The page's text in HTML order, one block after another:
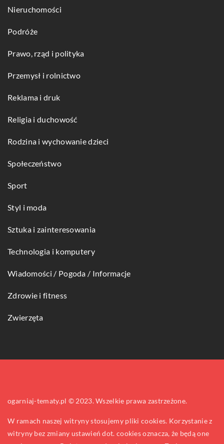
Nieruchomości
Podróże
Prawo, rząd i polityka
Przemysł i rolnictwo
Reklama i druk
Religia i duchowość
Rodzina i wychowanie dzieci
Społeczeństwo
Sport
Styl i moda
Sztuka i zainteresowania
Technologia i komputery
Wiadomości / Pogoda / Informacje
Zdrowie i fitness
Zwierzęta
ogarniaj-tematy.pl © 2023. Wszelkie prawa zastrzeżone.
W ramach naszej witryny stosujemy pliki cookies. Korzystanie z
witryny bez zmiany ustawień dot. cookies oznacza, że będą one